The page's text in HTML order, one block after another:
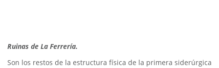
Ruinas de La Ferrería.
Son los restos de la estructura física de la primera siderúrgica